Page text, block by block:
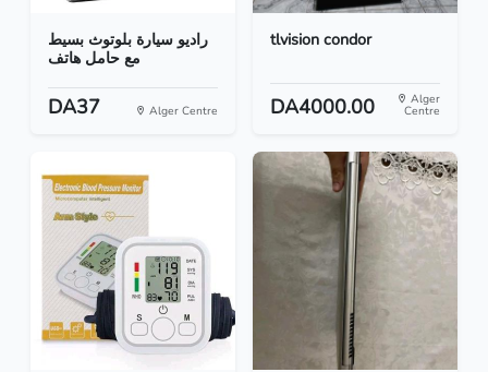
راديو سيارة بلوتوث بسيط
مع حامل هاتف
DA37 Alger Centre
tlvision condor
DA4000.00 Alger
Centre